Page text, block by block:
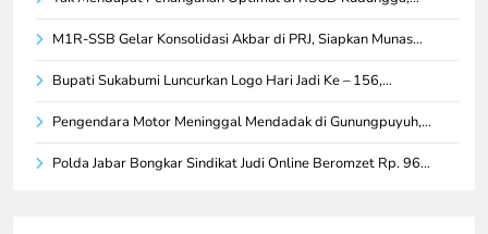
M1R-SSB Gelar Konsolidasi Akbar di PRJ, Siapkan Munas…
Bupati Sukabumi Luncurkan Logo Hari Jadi Ke – 156,…
Pengendara Motor Meninggal Mendadak di Gunungpuyuh,…
Polda Jabar Bongkar Sindikat Judi Online Beromzet Rp. 96…